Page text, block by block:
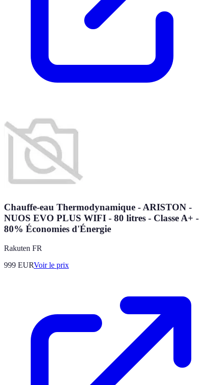
Chauffe-eau Thermodynamique - ARISTON -
NUOS EVO PLUS WIFI - 80 litres - Classe A+ -
80% Économies d'Énergie
Rakuten FR
999 EURVoir le prix